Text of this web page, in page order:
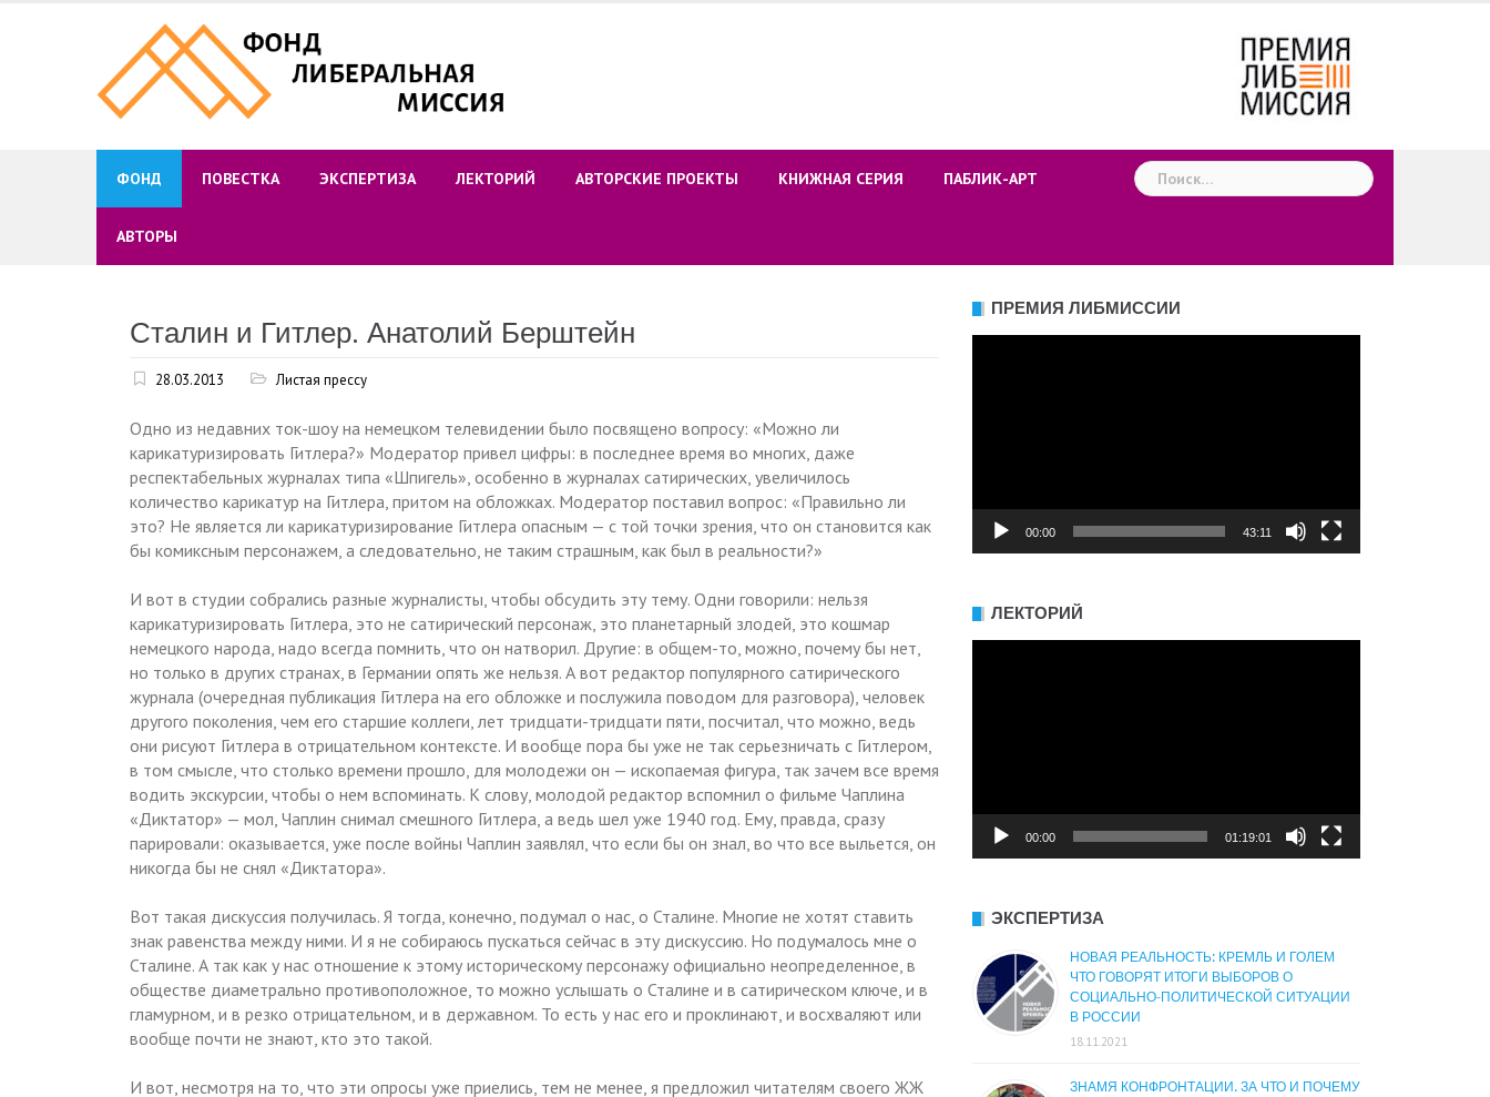
ФОНД ПОВЕСТКА ЭКСПЕРТИЗА ЛЕКТОРИЙ АВТОРСКИЕ ПРОЕКТЫ КНИЖНАЯ СЕРИЯ ПАБЛИК-АРТ
АВТОРЫ
Найти:
Сталин и Гитлер. Анатолий Берштейн
28.03.2013 Листая прессу
Одно из недавних ток-шоу на немецком телевидении было посвящено вопросу: «Можно ли
карикатуризировать Гитлера?» Модератор привел цифры: в последнее время во многих, даже
респектабельных журналах типа «Шпигель», особенно в журналах сатирических, увеличилось
количество карикатур на Гитлера, притом на обложках. Модератор поставил вопрос: «Правильно ли
это? Не является ли карикатуризирование Гитлера опасным — с той точки зрения, что он становится как
бы комиксным персонажем, а следовательно, не таким страшным, как был в реальности?»
И вот в студии собрались разные журналисты, чтобы обсудить эту тему. Одни говорили: нельзя
карикатуризировать Гитлера, это не сатирический персонаж, это планетарный злодей, это кошмар
немецкого народа, надо всегда помнить, что он натворил. Другие: в общем-то, можно, почему бы нет,
но только в других странах, в Германии опять же нельзя. А вот редактор популярного сатирического
журнала (очередная публикация Гитлера на его обложке и послужила поводом для разговора), человек
другого поколения, чем его старшие коллеги, лет тридцати-тридцати пяти, посчитал, что можно, ведь
они рисуют Гитлера в отрицательном контексте. И вообще пора бы уже не так серьезничать с Гитлером,
в том смысле, что столько времени прошло, для молодежи он — ископаемая фигура, так зачем все время
водить экскурсии, чтобы о нем вспоминать. К слову, молодой редактор вспомнил о фильме Чаплина
«Диктатор» — мол, Чаплин снимал смешного Гитлера, а ведь шел уже 1940 год. Ему, правда, сразу
парировали: оказывается, уже после войны Чаплин заявлял, что если бы он знал, во что все выльется, он
никогда бы не снял «Диктатора».
Вот такая дискуссия получилась. Я тогда, конечно, подумал о нас, о Сталине. Многие не хотят ставить
знак равенства между ними. И я не собираюсь пускаться сейчас в эту дискуссию. Но подумалось мне о
Сталине. А так как у нас отношение к этому историческому персонажу официально неопределенное, в
обществе диаметрально противоположное, то можно услышать о Сталине и в сатирическом ключе, и в
гламурном, и в резко отрицательном, и в державном. То есть у нас его и проклинают, и восхваляют или
вообще почти не знают, кто это такой.
И вот, несмотря на то, что эти опросы уже приелись, тем не менее, я предложил читателям своего ЖЖ
ПРЕМИЯ ЛИБМИССИИ
00:00 43:11
ЛЕКТОРИЙ
00:00 01:19:01
ЭКСПЕРТИЗА
НОВАЯ РЕАЛЬНОСТЬ: КРЕМЛЬ И ГОЛЕМ
ЧТО ГОВОРЯТ ИТОГИ ВЫБОРОВ О
СОЦИАЛЬНО-ПОЛИТИЧЕСКОЙ СИТУАЦИИ
В РОССИИ
18.11.2021
ЗНАМЯ КОНФРОНТАЦИИ. ЗА ЧТО И ПОЧЕМУ